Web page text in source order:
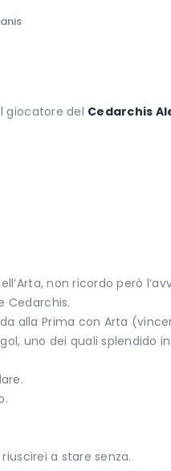
giocatore del Cedarchis
non ricordo però
Cedarchis.
alla Prima con Arta
uno dei quali splendido
a stare senza.